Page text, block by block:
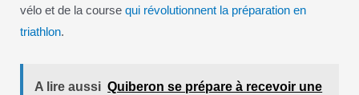
vélo et de la course qui révolutionnent la préparation en
triathlon.
A lire aussi Quiberon se prépare à recevoir une